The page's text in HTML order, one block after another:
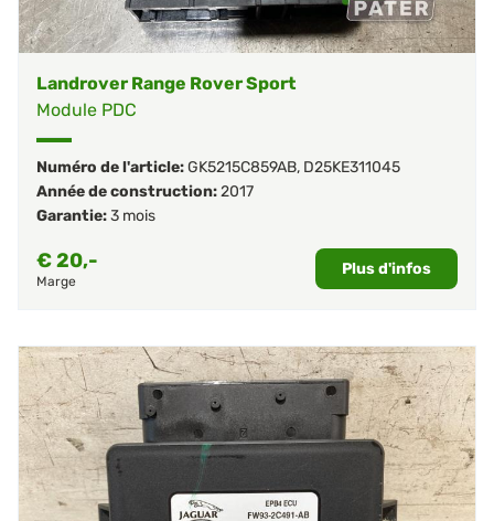
Landrover Range Rover Sport
Module PDC
Numéro de l'article:GK5215C859AB, D25KE311045
Année de construction:2017
Garantie:3 mois
€20,-
Marge
Plus d'infos